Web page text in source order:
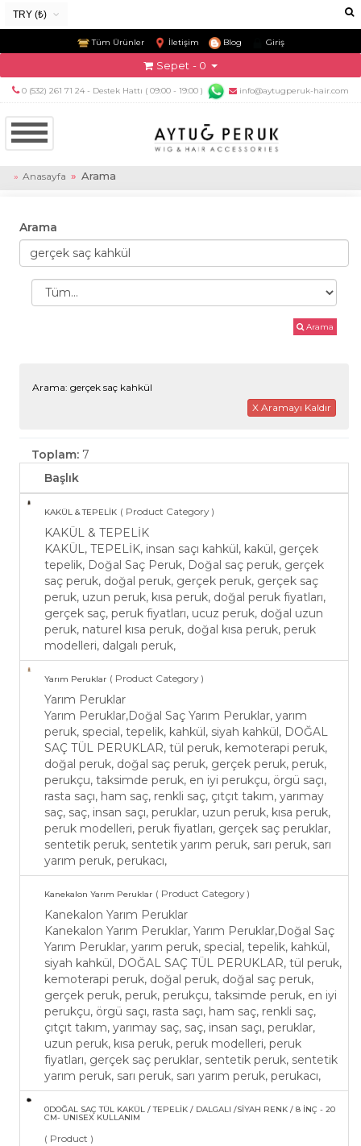
TRY (₺)
TRY (₺)
Tüm Ürünler İletişim Blog Giriş
Sepet - 0
0 (532) 261 71 24 - Destek Hattı ( 09:00 - 19:00 ) info@aytugperuk-hair.com
Anasayfa Arama
Arama
Arama
Arama: gerçek saç kahkül
X Aramayı Kaldır
Toplam: 7
Başlık
KAKÜL & TEPELİK ( Product Category )
KAKÜL & TEPELİK
KAKÜL, TEPELİK, insan saçı kahkül, kakül, gerçek
tepelik, Doğal Saç Peruk, Doğal saç peruk, gerçek
saç peruk, doğal peruk, gerçek peruk, gerçek saç
peruk, uzun peruk, kısa peruk, doğal peruk fiyatları,
gerçek saç, peruk fiyatları, ucuz peruk, doğal uzun
peruk, naturel kısa peruk, doğal kısa peruk, peruk
modelleri, dalgalı peruk,
Yarım Peruklar ( Product Category )
Yarım Peruklar
Yarım Peruklar,Doğal Saç Yarım Peruklar, yarım
peruk, special, tepelik, kahkül, siyah kahkül, DOĞAL
SAÇ TÜL PERUKLAR, tül peruk, kemoterapi peruk,
doğal peruk, doğal saç peruk, gerçek peruk, peruk,
perukçu, taksimde peruk, en iyi perukçu, örgü saçı,
rasta saçı, ham saç, renkli saç, çıtçıt takım, yarımay
saç, saç, insan saçı, peruklar, uzun peruk, kısa peruk,
peruk modelleri, peruk fiyatları, gerçek saç peruklar,
sentetik peruk, sentetik yarım peruk, sarı peruk, sarı
yarım peruk, perukacı,
Kanekalon Yarım Peruklar ( Product Category )
Kanekalon Yarım Peruklar
Kanekalon Yarım Peruklar, Yarım Peruklar,Doğal Saç
Yarım Peruklar, yarım peruk, special, tepelik, kahkül,
siyah kahkül, DOĞAL SAÇ TÜL PERUKLAR, tül peruk,
kemoterapi peruk, doğal peruk, doğal saç peruk,
gerçek peruk, peruk, perukçu, taksimde peruk, en iyi
perukçu, örgü saçı, rasta saçı, ham saç, renkli saç,
çıtçıt takım, yarımay saç, saç, insan saçı, peruklar,
uzun peruk, kısa peruk, peruk modelleri, peruk
fiyatları, gerçek saç peruklar, sentetik peruk, sentetik
yarım peruk, sarı peruk, sarı yarım peruk, perukacı,
0DOĞAL SAÇ TÜL KAKÜL / TEPELİK / DALGALI /SİYAH RENK / 8 İNÇ - 20
CM- UNISEX KULLANIM
( Product )